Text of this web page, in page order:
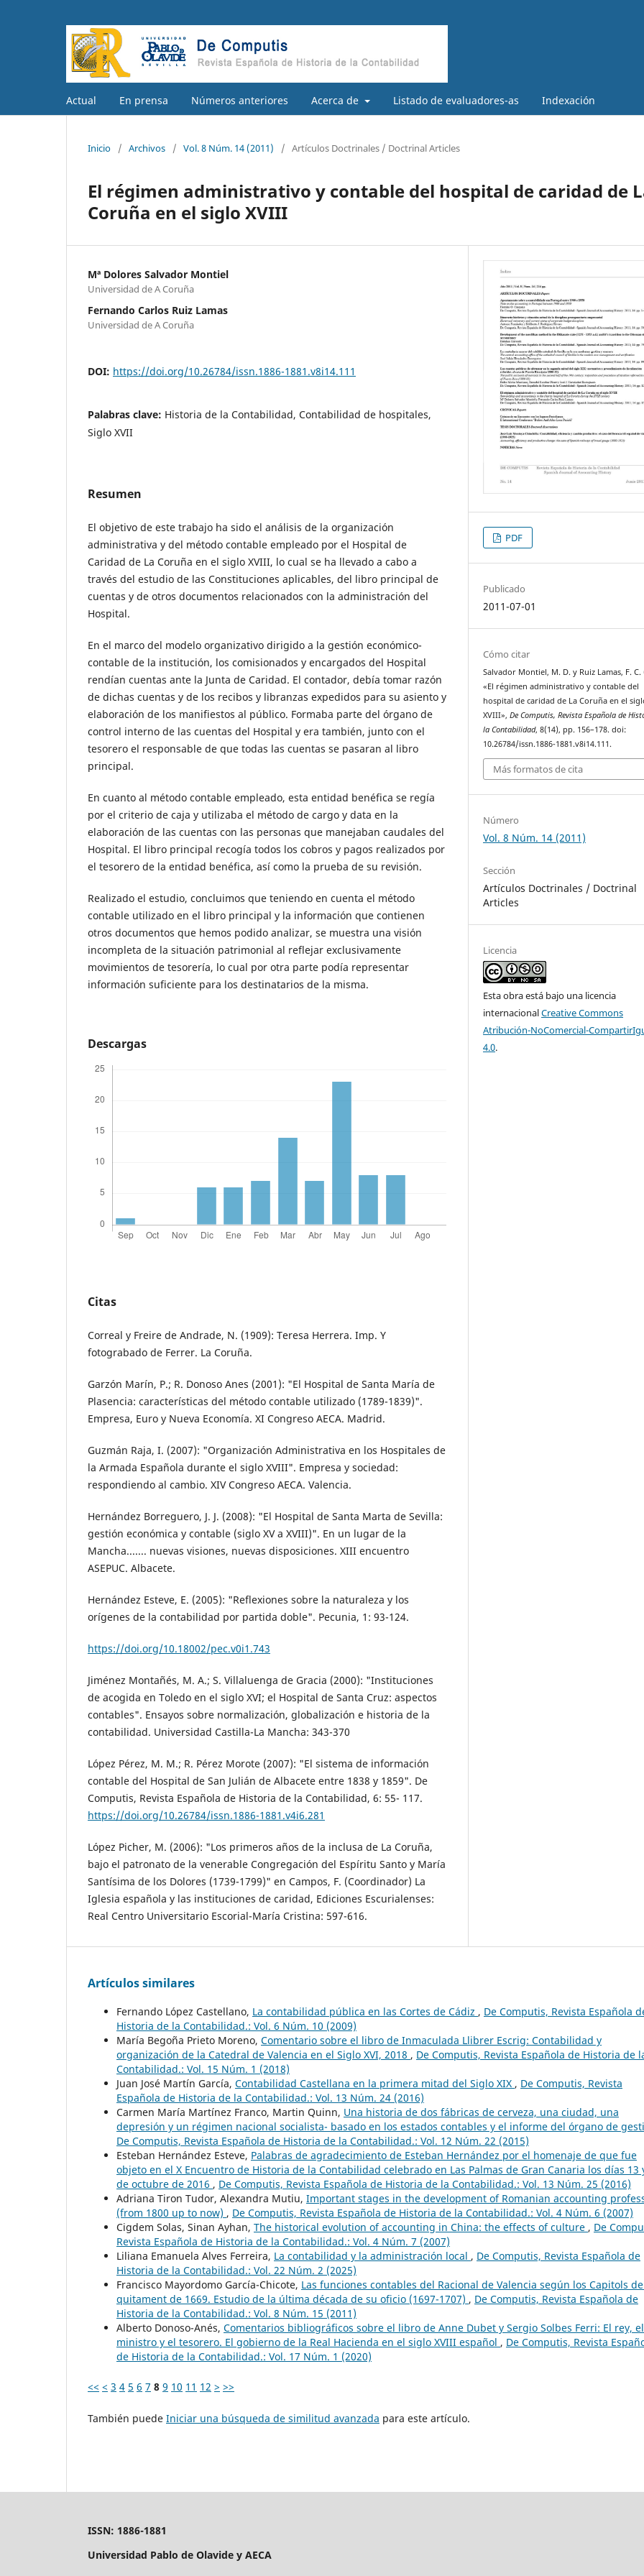
Actual En prensa Números anteriores Acerca de Listado de evaluadores-as Indexación
Inicio / Archivos / Vol. 8 Núm. 14 (2011) / Artículos Doctrinales / Doctrinal Articles
El régimen administrativo y contable del hospital de caridad de
Coruña en el siglo XVIII
Mª Dolores Salvador Montiel
Universidad de A Coruña
Fernando Carlos Ruiz Lamas
Universidad de A Coruña
DOI: https://doi.org/10.26784/issn.1886-1881.v8i14.111
Palabras clave: Historia de la Contabilidad, Contabilidad de hospitales,
Siglo XVII
Resumen
El objetivo de este trabajo ha sido el análisis de la organización
administrativa y del método contable empleado por el Hospital de
Caridad de La Coruña en el siglo XVIII, lo cual se ha llevado a cabo a
través del estudio de las Constituciones aplicables, del libro principal de
cuentas y de otros documentos relacionados con la administración del
Hospital.
En el marco del modelo organizativo dirigido a la gestión económico-
contable de la institución, los comisionados y encargados del Hospital
rendían cuentas ante la Junta de Caridad. El contador, debía tomar razón
de dichas cuentas y de los recibos y libranzas expedidos para su asiento y
elaboración de los manifiestos al público. Formaba parte del órgano de
control interno de las cuentas del Hospital y era también, junto con el
tesorero el responsable de que todas las cuentas se pasaran al libro
principal.
En cuanto al método contable empleado, esta entidad benéfica se regía
por el criterio de caja y utilizaba el método de cargo y data en la
elaboración de las cuentas con las personas que manejaban caudales del
Hospital. El libro principal recogía todos los cobros y pagos realizados por
el tesorero de la entidad benéfica, así como la prueba de su revisión.
Realizado el estudio, concluimos que teniendo en cuenta el método
contable utilizado en el libro principal y la información que contienen
otros documentos que hemos podido analizar, se muestra una visión
incompleta de la situación patrimonial al reflejar exclusivamente
movimientos de tesorería, lo cual por otra parte podía representar
información suficiente para los destinatarios de la misma.
Descargas
Citas
Correal y Freire de Andrade, N. (1909): Teresa Herrera. Imp. Y
fotograbado de Ferrer. La Coruña.
Garzón Marín, P.; R. Donoso Anes (2001): "El Hospital de Santa María de
Plasencia: características del método contable utilizado (1789-1839)".
Empresa, Euro y Nueva Economía. XI Congreso AECA. Madrid.
Guzmán Raja, I. (2007): "Organización Administrativa en los Hospitales de
la Armada Española durante el siglo XVIII". Empresa y sociedad:
respondiendo al cambio. XIV Congreso AECA. Valencia.
Hernández Borreguero, J. J. (2008): "El Hospital de Santa Marta de Sevilla:
gestión económica y contable (siglo XV a XVIII)". En un lugar de la
Mancha....... nuevas visiones, nuevas disposiciones. XIII encuentro
ASEPUC. Albacete.
Hernández Esteve, E. (2005): "Reflexiones sobre la naturaleza y los
orígenes de la contabilidad por partida doble". Pecunia, 1: 93-124.
https://doi.org/10.18002/pec.v0i1.743
Jiménez Montañés, M. A.; S. Villaluenga de Gracia (2000): "Instituciones
de acogida en Toledo en el siglo XVI; el Hospital de Santa Cruz: aspectos
contables". Ensayos sobre normalización, globalización e historia de la
contabilidad. Universidad Castilla-La Mancha: 343-370
López Pérez, M. M.; R. Pérez Morote (2007): "El sistema de información
contable del Hospital de San Julián de Albacete entre 1838 y 1859". De
Computis, Revista Española de Historia de la Contabilidad, 6: 55- 117.
https://doi.org/10.26784/issn.1886-1881.v4i6.281
López Picher, M. (2006): "Los primeros años de la inclusa de La Coruña,
bajo el patronato de la venerable Congregación del Espíritu Santo y María
Santísima de los Dolores (1739-1799)" en Campos, F. (Coordinador) La
Iglesia española y las instituciones de caridad, Ediciones Escurialenses:
Real Centro Universitario Escorial-María Cristina: 597-616.
PDF
Publicado
2011-07-01
Cómo citar
Salvador Montiel, M. D. y Ruiz Lamas, F. C.
«El régimen administrativo y contable del
hospital de caridad de La Coruña en el
XVIII»,De Computis, Revista Española de
la Contabilidad, 8(14), pp. 156–178. doi:
10.26784/issn.1886-1881.v8i14.111.
Más formatos de cita
Número
Vol. 8 Núm. 14 (2011)
Sección
Artículos Doctrinales / Doctrinal
Articles
Licencia
Esta obra está bajo una licencia
internacionalCreative Commons
Atribución-NoComercial-
4.0.
Artículos similares
Fernando López Castellano, La contabilidad pública en las Cortes de Cádiz , De Computis, Revista Española
Historia de la Contabilidad.: Vol. 6 Núm. 10 (2009)
María Begoña Prieto Moreno, Comentario sobre el libro de Inmaculada Llibrer Escrig: Contabilidad y
organización de la Catedral de Valencia en el Siglo XVI, 2018 , De Computis, Revista Española de Historia de
Contabilidad.: Vol. 15 Núm. 1 (2018)
Juan José Martín García, Contabilidad Castellana en la primera mitad del Siglo XIX , De Computis, Revista
Española de Historia de la Contabilidad.: Vol. 13 Núm. 24 (2016)
Carmen María Martínez Franco, Martin Quinn, Una historia de dos fábricas de cerveza, una ciudad, una
depresión y un régimen nacional socialista- basado en los estados contables y el informe del órgano de
De Computis, Revista Española de Historia de la Contabilidad.: Vol. 12 Núm. 22 (2015)
Esteban Hernández Esteve, Palabras de agradecimiento de Esteban Hernández por el homenaje de que fue
objeto en el X Encuentro de Historia de la Contabilidad celebrado en Las Palmas de Gran Canaria los días 13
de octubre de 2016 , De Computis, Revista Española de Historia de la Contabilidad.: Vol. 13 Núm. 25 (2016)
Adriana Tiron Tudor, Alexandra Mutiu, Important stages in the development of Romanian accounting
(from 1800 up to now) , De Computis, Revista Española de Historia de la Contabilidad.: Vol. 4 Núm. 6 (2007)
Cigdem Solas, Sinan Ayhan, The historical evolution of accounting in China: the effects of culture , De
Revista Española de Historia de la Contabilidad.: Vol. 4 Núm. 7 (2007)
Liliana Emanuela Alves Ferreira, La contabilidad y la administración local , De Computis, Revista Española de
Historia de la Contabilidad.: Vol. 22 Núm. 2 (2025)
Francisco Mayordomo García-Chicote, Las funciones contables del Racional de Valencia según los Capitols
quitament de 1669. Estudio de la última década de su oficio (1697-1707) , De Computis, Revista Española de
Historia de la Contabilidad.: Vol. 8 Núm. 15 (2011)
Alberto Donoso-Anés, Comentarios bibliográficos sobre el libro de Anne Dubet y Sergio Solbes Ferri: El rey, el
ministro y el tesorero. El gobierno de la Real Hacienda en el siglo XVIII español , De Computis, Revista
de Historia de la Contabilidad.: Vol. 17 Núm. 1 (2020)
<< < 3 4 5 6 7 8 9 10 11 12 > >>
También puede Iniciar una búsqueda de similitud avanzada para este artículo.
ISSN: 1886-1881
Universidad Pablo de Olavide y AECA